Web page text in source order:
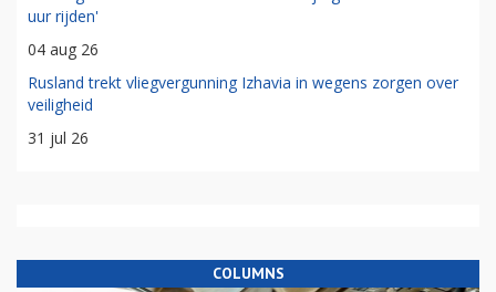
uur rijden'
04 aug 26
Rusland trekt vliegvergunning Izhavia in wegens zorgen over
veiligheid
31 jul 26
COLUMNS